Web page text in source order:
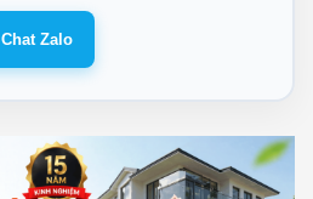
Chat Zalo